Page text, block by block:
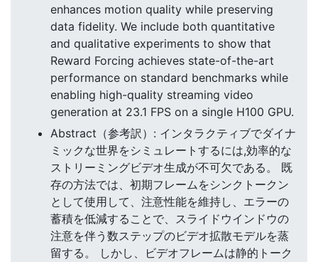
enhances motion quality while preserving
data fidelity. We include both quantitative
and qualitative experiments to show that
Reward Forcing achieves state-of-the-art
performance on standard benchmarks while
enabling high-quality streaming video
generation at 23.1 FPS on a single H100 GPU.
Abstract（参考訳）: インタラクティブでダイナ
ミックな世界をシミュレートするには,効率的な
ストリーミングビデオ生成が不可欠である。 既
存の方法では、初期フレームをシンクトークン
として使用して、注意性能を維持し、エラーの
蓄積を低減することで、スライドウインドウの
注意を伴う数ステップのビデオ拡散モデルを蒸
留する。 しかし、ビデオフレームは静的トーク